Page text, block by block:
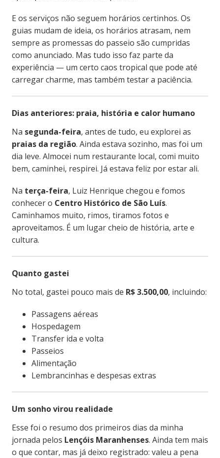
E os serviços não seguem horários certinhos. Os
guias mudam de ideia, os horários atrasam, nem
sempre as promessas do passeio são cumpridas
como anunciado. Mas tudo isso faz parte da
experiência — um certo caos tropical que pode até
carregar charme, mas também testar a paciência.
Dias anteriores: praia, história e calor humano
Na segunda-feira, antes de tudo, eu explorei as
praias da região. Ainda estava sozinho, mas foi um
dia leve. Almocei num restaurante local, comi muito
bem, caminhei, respirei. Já estava feliz por estar ali.
Na terça-feira, Luiz Henrique chegou e fomos
conhecer o Centro Histórico de São Luís.
Caminhamos muito, rimos, tiramos fotos e
aproveitamos. É um lugar cheio de história, arte e
cultura.
Quanto gastei
No total, gastei pouco mais de R$ 3.500,00, incluindo:
Passagens aéreas
Hospedagem
Transfer ida e volta
Passeios
Alimentação
Lembrancinhas e despesas extras
Um sonho virou realidade
Esse foi o resumo dos primeiros dias da minha
jornada pelos Lençóis Maranhenses. Ainda tem mais
o que contar, mas já deixo registrado: valeu a pena